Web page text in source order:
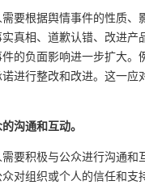
要根据舆情事件的性质
真相、道歉认错、改进
的负面影响进一步扩大
进行整改和改进。这一
沟通和互动。
要积极与公众进行沟通
对组织或个人的信任和